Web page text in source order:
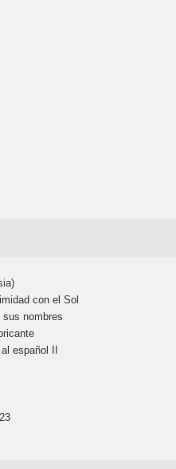
con el Sol
nombres
español II